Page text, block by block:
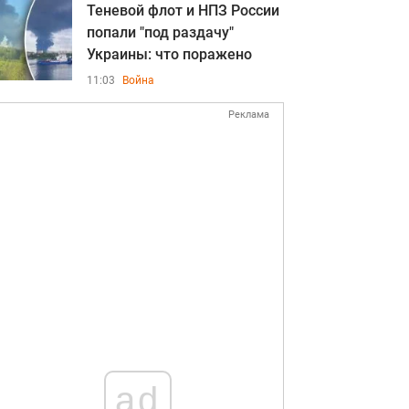
Теневой флот и НПЗ России
попали "под раздачу"
Украины: что поражено
11:03 Война
Реклама
ad